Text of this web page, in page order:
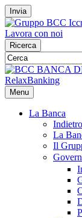
Invia
Lavora con noi
Ricerca
RelaxBanking
Menu
La Banca
Indietro
La
Il